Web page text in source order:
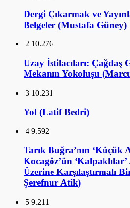
Dergi Çıkarmak ve
Belgeler (Mustafa Güney)
2 10.276
Uzay İstilacıları: Çağdaş
Mekanın Yokoluşu
3 10.231
Yol (Latif Bedri)
4 9.592
Tarık Buğra’nın ‘Küçük
Kocagöz’ün ‘Kalpaklılar’
Üzerine Karşılaştırmalı
Şerefnur Atik)
5 9.211